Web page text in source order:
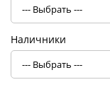
Наличники